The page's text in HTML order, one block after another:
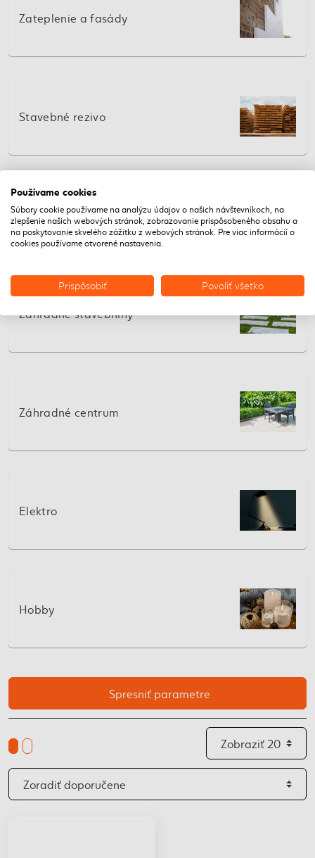
Zateplenie a fasády
Stavebné rezivo
Suchá výstavba
Záhradné stavebniny
Záhradné centrum
Elektro
Hobby
Spresniť parametre
Používame cookies
Súbory cookie používame na analýzu údajov o našich návštevníkoch, na
zlepšenie našich webových stránok, zobrazovanie prispôsobeného obsahu a
na poskytovanie skvelého zážitku z webových stránok. Pre viac informácií o
cookies používame otvorené nastavenia.
Prispôsobiť Povoliť všetko